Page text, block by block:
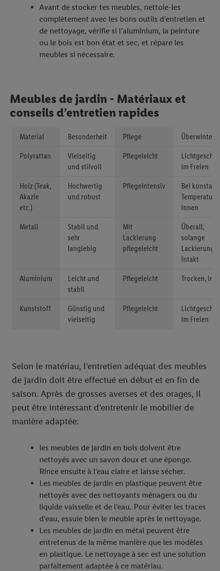
Avant de stocker tes meubles, nettoie-les
complètement avec les bons outils d’entretien et
de nettoyage, vérifie si l’aluminium, la peinture
ou le bois est bon état et sec, et répare les
meubles si nécessaire.
Meubles de jardin - Matériaux et
conseils d’entretien rapides
Material Besonderheit Pflege
Polyrattan
Vielseitig
und stilvoll
Pflegeleicht
im Freien
Holz (Teak,
Akazie
etc.)
Hochwertig
und robust
Pflegeintensiv
Bei
Temperatur,
innen
Metall
Stabil und
sehr
langlebig
Mit
Lackierung
pflegeleicht
Überall,
solange
Lackierung
intakt
Aluminium
Leicht und
stabil
Pflegeleicht Trocken,
Kunststoff
Günstig und
vielseitig
Pflegeleicht
im Freien
Selon le matériau, l’entretien adéquat des meubles
de jardin doit être effectué en début et en fin de
saison. Après de grosses averses et des orages, il
peut être intéressant d’entretenir le mobilier de
manière adaptée:
les meubles de jardin en bois doivent être
nettoyés avec un savon doux et une éponge.
Rince ensuite à l’eau claire et laisse sécher.
Les meubles de jardin en plastique peuvent être
nettoyés avec des nettoyants ménagers ou du
liquide vaisselle et de l’eau. Pour éviter les traces
d’eau, essuie bien le meuble après le nettoyage.
Les meubles de jardin en métal peuvent être
entretenus de la même manière que les modèles
en plastique. Le nettoyage à sec est une solution
parfaitement adaptée à ce matériau.